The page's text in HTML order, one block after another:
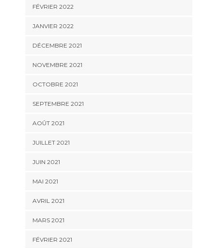
FÉVRIER 2022
JANVIER 2022
DÉCEMBRE 2021
NOVEMBRE 2021
OCTOBRE 2021
SEPTEMBRE 2021
AOÛT 2021
JUILLET 2021
JUIN 2021
MAI 2021
AVRIL 2021
MARS 2021
FÉVRIER 2021